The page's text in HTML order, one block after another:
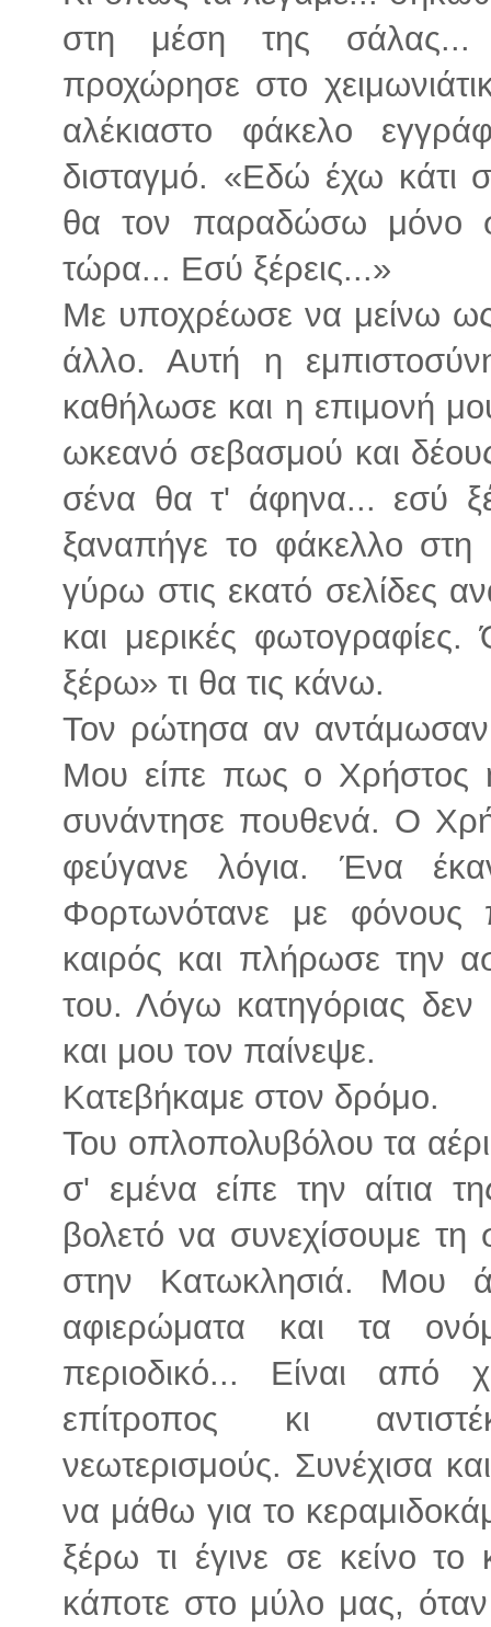
στη μέση της σάλας...
προχώρησε στο
αλέκιαστο φάκελο
δισταγμό. «Εδώ έχω κάτι
θα τον παραδώσω μόνο
τώρα... Εσύ ξέρεις...»
Με υποχρέωσε να μείνω ως
άλλο. Αυτή η
καθήλωσε και η επιμονή
ωκεανό σεβασμού και
σένα θα τ' άφηνα... εσύ
ξαναπήγε το φάκελλο στη
γύρω στις εκατό σελίδες
και μερικές
ξέρω» τι θα τις κάνω.
Τον ρώτησα αν
Μου είπε πως ο Χρήστος
συνάντησε πουθενά. Ο
φεύγανε λόγια. Ένα
Φορτωνότανε με φόνους
καιρός και πλήρωσε την
του. Λόγω κατηγόριας
και μου τον παίνεψε.
Κατεβήκαμε στον δρόμο.
Του οπλοπολυβόλου τα
σ' εμένα είπε την αίτια
βολετό να συνεχίσουμε
στην Κατωκλησιά. Μου
αφιερώματα και τα
περιοδικό... Είναι από
επίτροπος κι
νεωτερισμούς. Συνέχισα
να μάθω για το
ξέρω τι έγινε σε κείνο το
κάποτε στο μύλο μας,